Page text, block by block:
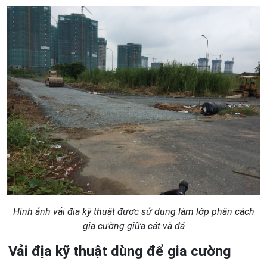
Hình ảnh vải địa kỹ thuật được sử dụng làm lớp phân cách
gia cường giữa cát và đá
Vải địa kỹ thuật dùng để gia cường